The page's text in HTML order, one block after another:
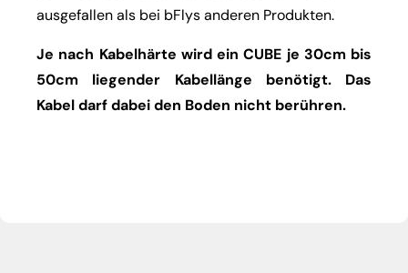
ausgefallen als bei bFlys anderen Produkten.
Je nach Kabelhärte wird ein CUBE je 30cm bis
50cm liegender Kabellänge benötigt. Das
Kabel darf dabei den Boden nicht berühren.